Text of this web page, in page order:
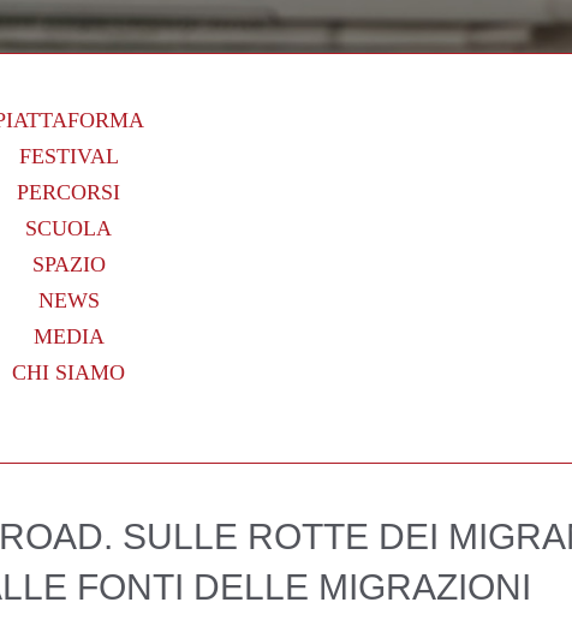
FESTIVAL
PERCORSI
SCUOLA
SPAZIO
NEWS
MEDIA
CHI SIAMO
SULLE ROTTE DEI
FONTI DELLE MIGRAZIONI